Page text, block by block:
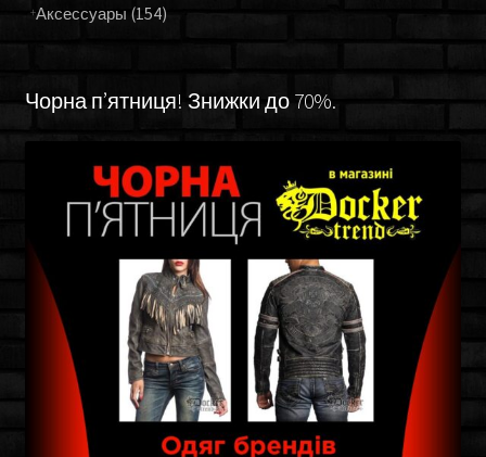
Аксессуары (154)
Чорна п’ятниця! Знижки до 70%.